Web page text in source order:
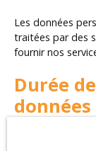
Les données
traitées par des
fournir nos
Durée
données